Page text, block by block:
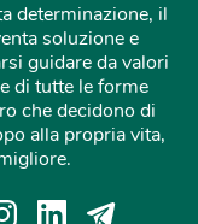
determinazione, il
soluzione e
guidare da valori
di tutte le forme
che decidono di
alla propria vita,